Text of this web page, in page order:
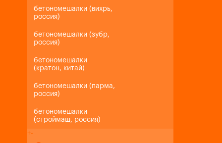
бетономешалки (вихрь,
россия)
бетономешалки (зубр,
россия)
бетономешалки
(кратон, китай)
бетономешалки (парма,
россия)
бетономешалки
(строймаш, россия)
+-